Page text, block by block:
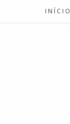
INÍCIO